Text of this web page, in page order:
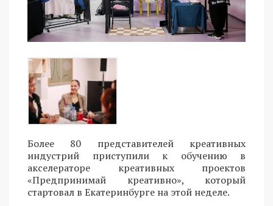
Более 80 представителей креативных
индустрий приступили к обучению в
акселераторе креативных проектов
«Предпринимай креативно», который
стартовал в Екатеринбурге на этой неделе.